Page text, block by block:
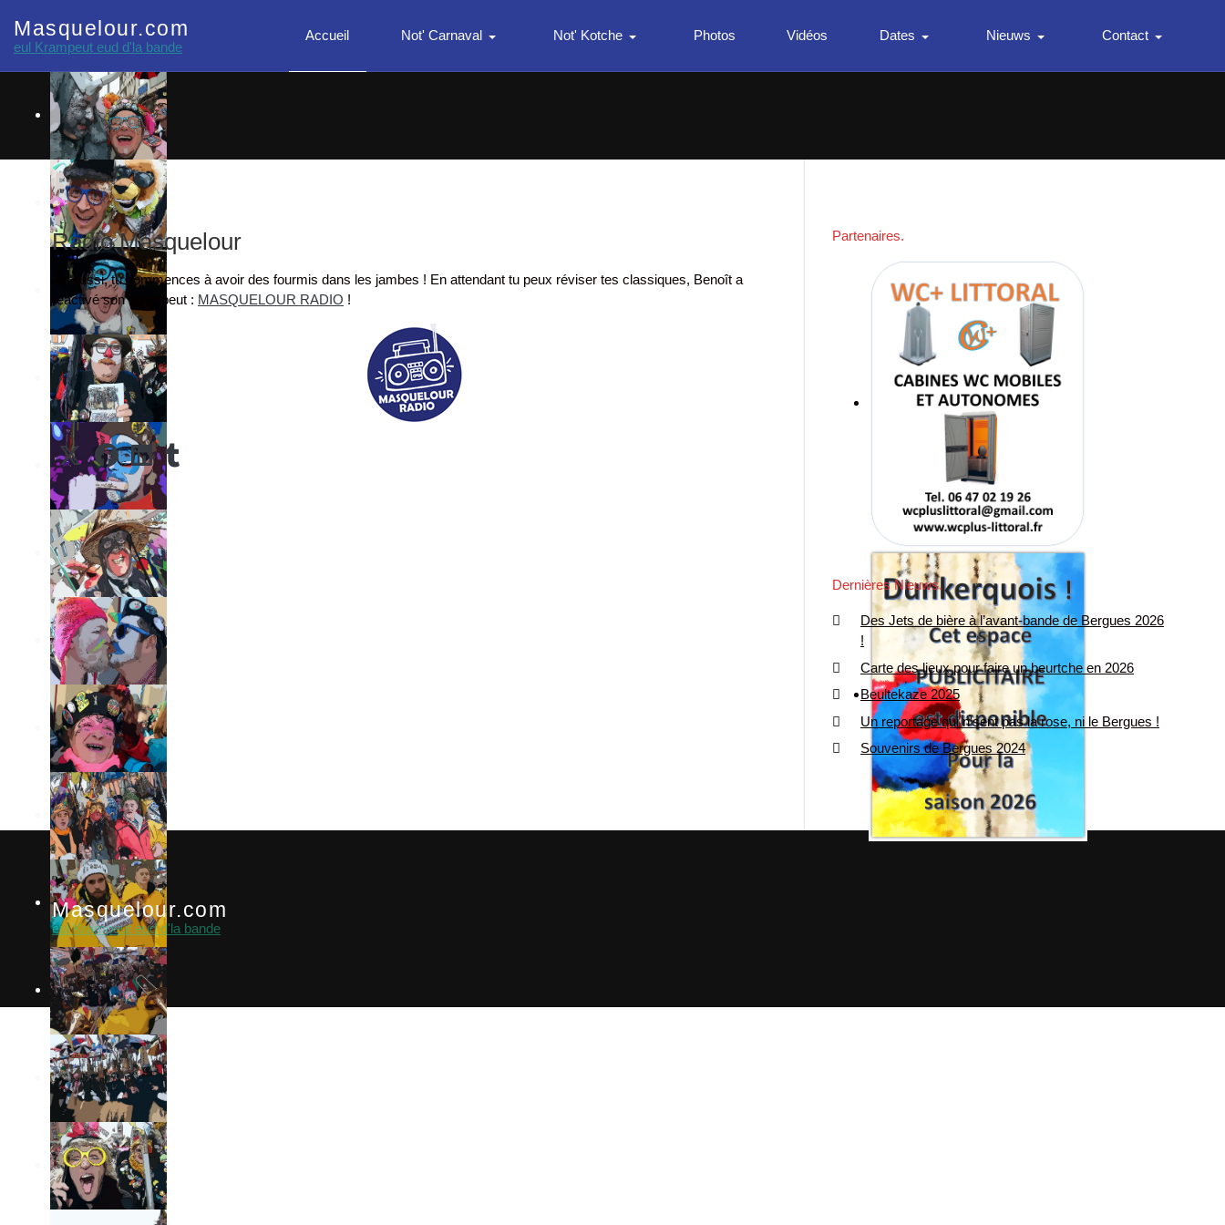
Masquelour.com
eul Krampeut eud d'la bande
Accueil Not' Carnaval Not' Kotche Photos Vidéos Dates Nieuws Contact
Radio Masquelour
Toi aussi, tu commences à avoir des fourmis dans les jambes ! En attendant tu peux réviser tes classiques, Benoît a
réactivé son Krampeut : MASQUELOUR RADIO !
Partenaires
Dernières Nieuws
Des Jets de bière à l’avant-bande de Bergues 2026
!
Carte des lieux pour faire un beurtche en 2026
Beultekaze 2025
Un reportage qui n'sent pas la rose, ni le Bergues !
Souvenirs de Bergues 2024
Masquelour.com
eul Krampeut eud d'la bande